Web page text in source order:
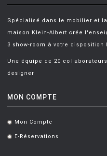
Spécialisé dans le mobilier et
maison Klein-Albert crée
3 show-room à votre disposition
Une équipe de 20
designer
MON COMPTE
. Mon Compte
. E-Réservations